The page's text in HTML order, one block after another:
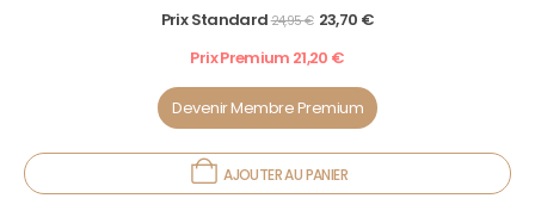
0out of 5
Prix Standard24,95€ 23,70 €
Prix Premium 21,20 €
Devenir Membre Premium
AJOUTER AU PANIER